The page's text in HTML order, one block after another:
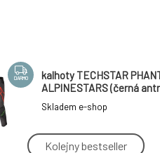
DARMO
kalhoty TECHSTAR
ALPINESTARS (černá
neon)
Skladem e-shop
Kolejny bestseller